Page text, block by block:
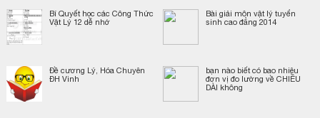
Bí Quyết học các Công Thức
Vật Lý 12 dễ nhớ
Bài giải môn vật lý tuyển
sinh cao đẳng 2014
Đề cương Lý, Hóa Chuyên
ĐH Vinh
bạn nào biết có bao nhiêu
đơn vị đo lường về CHIỀU
DÀI không